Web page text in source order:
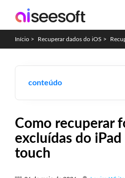
Início > Recuperar dados do iOS >
conteúdo
Como recuperar
excluídas do iPad
touch